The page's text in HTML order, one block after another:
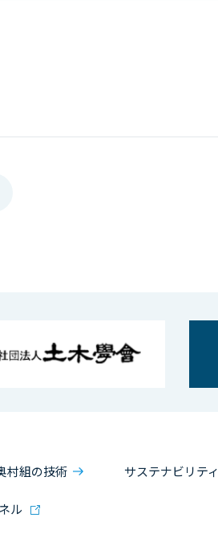
村組の技術 サステナビリティ
ル